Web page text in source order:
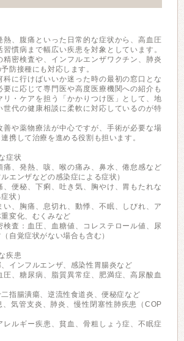
熱、腹痛といった日常的な症状から、高血圧
慣病まで幅広い疾患を対象としています。
精密検査や、インフルエンザワクチン、肺炎
防接種にも対応します。
科に行けばいいか迷った時の最初の窓口とな
要に応じて専門医や高度医療機関への紹介も
リ・ケアを担う「かかりつけ医」として、地
世代の健康相談に柔軟に対応しているのが特
善や薬物療法が中心ですが、手術が必要な場
携して治療を進める役割も担います。
症状
痛、発熱、咳、喉の痛み、鼻水、倦怠感など
エンザなどの感染症による症状）
、便秘、下痢、吐き気、胸やけ、胃もたれな
状）
い、胸痛、息切れ、動悸、不眠、しびれ、ア
変化、むくみなど
検査：血圧、血糖値、コレステロール値、尿
自覚症状がない場合も含む）
疾患
、インフルエンザ、感染性胃腸炎など
圧、糖尿病、脂質異常症、肥満症、高尿酸血
二指腸潰瘍、逆流性食道炎、便秘症など
、気管支炎、肺炎、慢性閉塞性肺疾患（COP
レルギー疾患、貧血、骨粗しょう症、不眠症